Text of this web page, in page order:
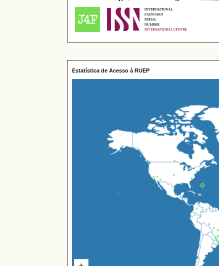
Estatística de Acesso à RUEP